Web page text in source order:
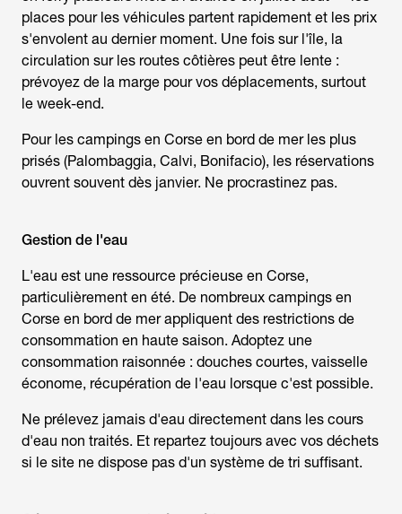
places pour les véhicules partent rapidement et les prix
s'envolent au dernier moment. Une fois sur l'île, la
circulation sur les routes côtières peut être lente :
prévoyez de la marge pour vos déplacements, surtout
le week-end.
Pour les campings en Corse en bord de merles plus
prisés (Palombaggia, Calvi, Bonifacio), les réservations
ouvrent souvent dès janvier. Ne procrastinez pas.
Gestion de l'eau
L'eau est une ressource précieuse en Corse,
particulièrement en été. De nombreux campings en
Corse en bord de merappliquent des restrictions de
consommation en haute saison. Adoptez une
consommation raisonnée : douches courtes, vaisselle
économe, récupération de l'eau lorsque c'est possible.
Ne prélevez jamais d'eau directement dans les cours
d'eau non traités. Et repartez toujours avec vos déchets
si le site ne dispose pas d'un système de tri suffisant.